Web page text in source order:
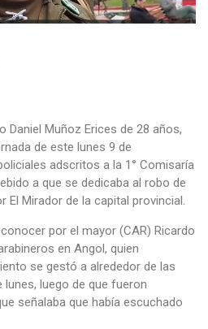
Daniel Muñoz Erices de 28 años,
de este lunes 9 de
adscritos a la 1° Comisaría
a que se dedicaba al robo de
El Mirador de la capital provincial.
por el mayor (CAR) Ricardo
en Angol, quien
se gestó a alrededor de las
lunes, luego de que fueron
señalaba que había escuchado